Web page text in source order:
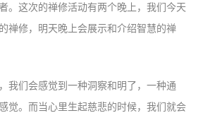
。这次的禅修活动有两个晚上，我们今天
禅修，明天晚上会展示和介绍智慧的禅
我们会感觉到一种洞察和明了，一种通
觉。而当心里生起慈悲的时候，我们就会